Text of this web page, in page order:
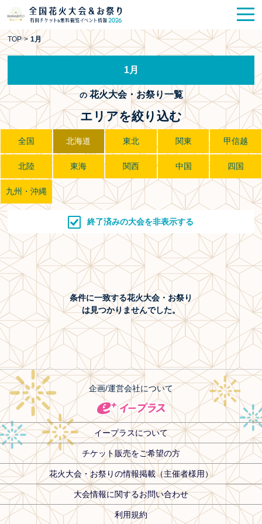
花火大会
HANABITO の道
ポスター一覧
SPICEレポート記事
今週末開催花火・祭一覧
TOP
TOP > 1月
1月
の花火大会・お祭り一覧
エリアを絞り込む
全国 北海道 東北 関東 甲信越
北陸 東海 関西 中国 四国
九州・沖縄
終了済みの大会を非表示する
条件に一致する花火大会・お祭り
は見つかりませんでした。
企画/運営会社について
イープラスについて
チケット販売をご希望の方
花火大会・お祭りの情報掲載（主催者様用）
大会情報に関するお問い合わせ
利用規約